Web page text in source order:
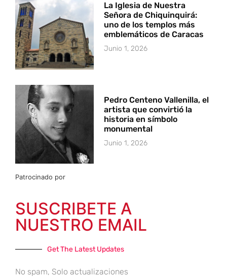
La Iglesia de Nuestra
Señora de Chiquinquirá:
uno de los templos más
emblemáticos de Caracas
Junio 1, 2026
Pedro Centeno Vallenilla, el
artista que convirtió la
historia en símbolo
monumental
Junio 1, 2026
Patrocinado por
SUSCRIBETE A
NUESTRO EMAIL
Get The Latest Updates
No spam, Solo actualizaciones